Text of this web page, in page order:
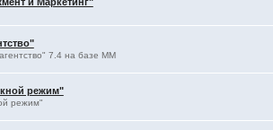
7.4 на базе ММ
режим"
режим"